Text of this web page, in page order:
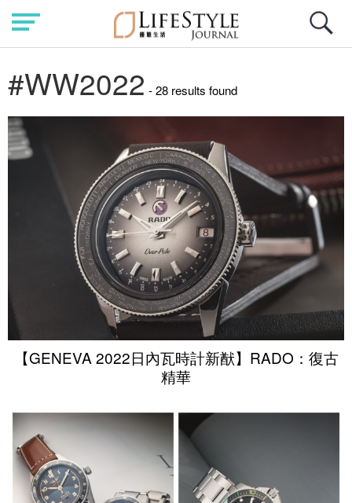
#WW2022 - 28 results found
【GENEVA 2022日內瓦時計新猷】RADO：復古
精華